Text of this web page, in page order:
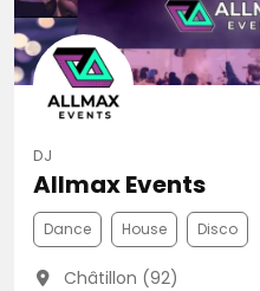
DJ
Allmax Events
Dance House Disco
Châtillon (92)